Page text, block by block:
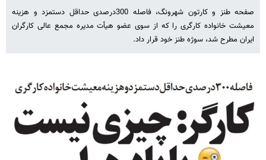
صفحه طنز و کارتون شهرونگ، فاصله 300درصدی حداقل دستمزد و هزینه
معیشت خانواده کارگری را که از سوی عضو هیأت مدیره مجمع عالی کارگران
ایران مطرح شد، سوژه طنز خود قرار داد.